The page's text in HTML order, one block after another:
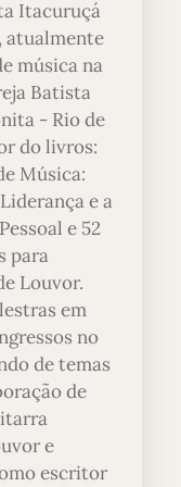
Itacuruçá
atualmente
música na
Batista
- Rio de
do livros:
Música:
e a
e 52
para
Louvor.
em
no
de temas
de
e
escritor